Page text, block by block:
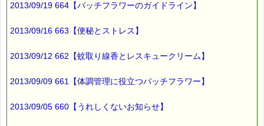
新緑の季節です (*^_^*)
お客様からのご投稿もお待ちしております。
*****@pass-thyme.com
■メルマガ読者だけの eクーポン券 プレゼント
2013/09/19 664【バッチフラワーのガイドライン】
2013/09/16 663【便秘とストレス】
2013/09/12 662【蚊取り線香とレスキュークリーム】
2013/09/09 661【体調管理に役立つバッチフラワー】
2013/09/05 660【うれしくないお知らせ】